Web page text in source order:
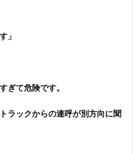
」
ぎて危険です。
ラックからの連呼が別方向に聞